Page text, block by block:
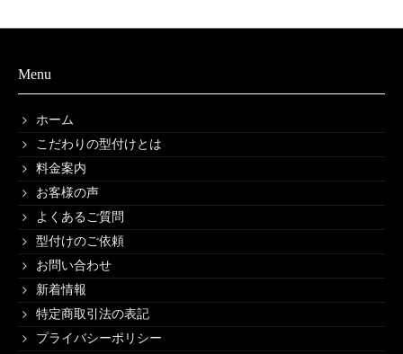
Menu
ホーム
こだわりの型付けとは
料金案内
お客様の声
よくあるご質問
型付けのご依頼
お問い合わせ
新着情報
特定商取引法の表記
プライバシーポリシー